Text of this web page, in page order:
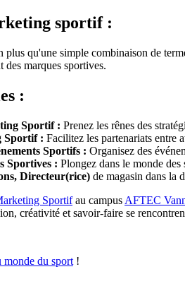
sportif :
qu'une simple combinaison de
des marques sportives.
:
Sportif : Prenez les rênes des
Sportif : Facilitez les partenariats entre
Sportifs : Organisez des
Sportives : Plongez dans le monde
Directeur(rice) de magasin dans la
Sportifau campus AFTEC
créativité et savoir-faire se
monde du sport !